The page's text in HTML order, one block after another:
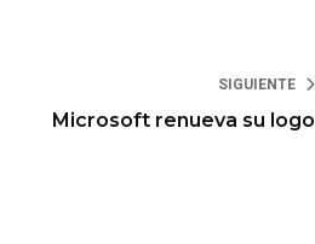
SIGUIENTE
Microsoft renueva su logo